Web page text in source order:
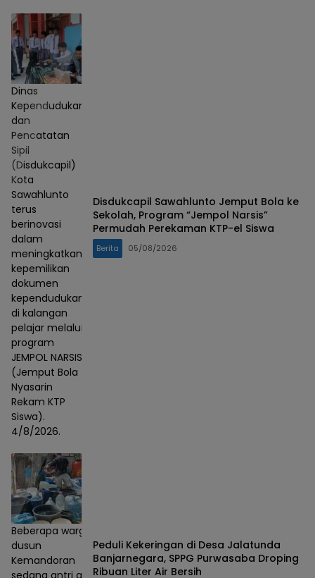
Dinas
Kependudukan
dan
Pencatatan
Sipil
(Disdukcapil)
Kota
Sawahlunto
terus
berinovasi
dalam
meningkatkan
kepemilikan
dokumen
kependudukan
di kalangan
pelajar melalui
program
JEMPOL NARSIS
(Jemput Bola
Nyasarin
Rekam KTP
Siswa).
4/8/2026.
Disdukcapil Sawahlunto Jemput Bola ke
Sekolah, Program “Jempol Narsis”
Permudah Perekaman KTP-el Siswa
Berita 05/08/2026
Beberapa warga
dusun
Kemandoran
Peduli Kekeringan di Desa Jalatunda
Banjarnegara, SPPG Purwasaba Droping
Ribuan Liter Air Bersih